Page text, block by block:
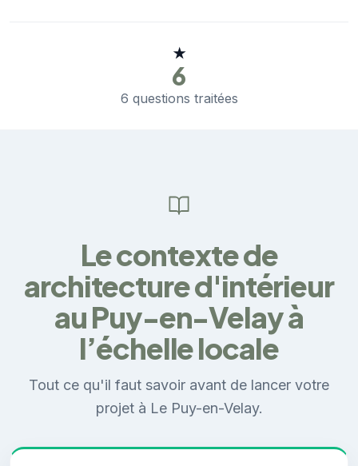
★
6
6 questions traitées
Le contexte de
architecture d'intérieur
au Puy-en-Velay à
l’échelle locale
Tout ce qu'il faut savoir avant de lancer votre
projet à Le Puy-en-Velay.